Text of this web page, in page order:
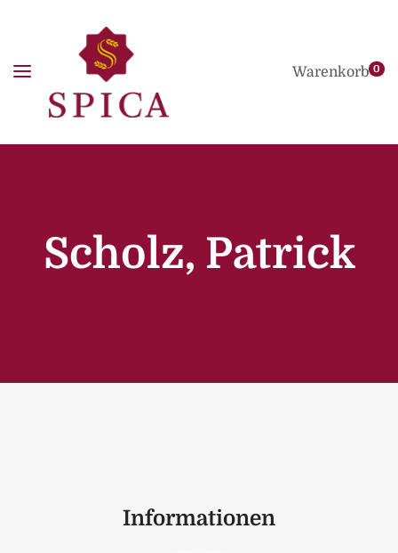
Warenkorb0
Scholz, Patrick
Informationen